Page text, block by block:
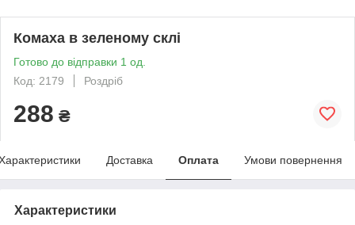
Комаха в зеленому склі
Готово до відправки 1 од.
Код: 2179
Роздріб
288 ₴
Доставка Оплата Умови повернення
Характеристики